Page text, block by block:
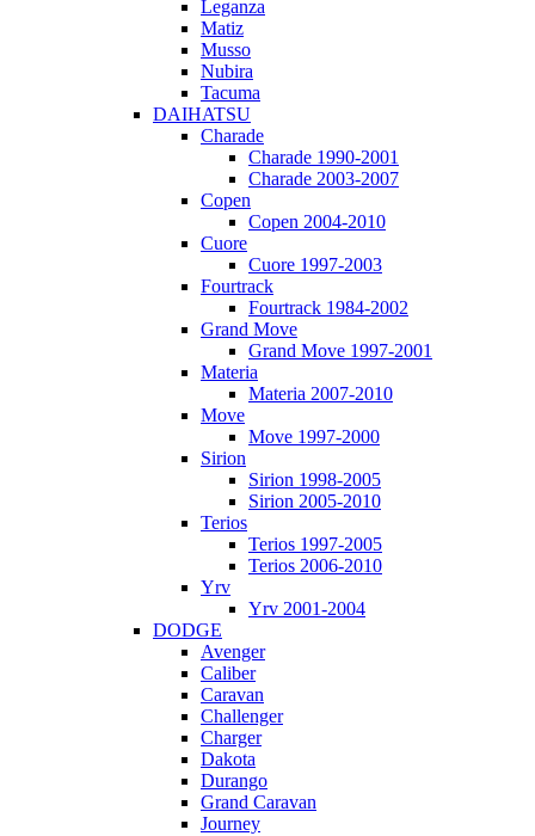
Leganza
Matiz
Musso
Nubira
Tacuma
DAIHATSU
Charade
Charade 1990-2001
Charade 2003-2007
Copen
Copen 2004-2010
Cuore
Cuore 1997-2003
Fourtrack
Fourtrack 1984-2002
Grand Move
Grand Move 1997-2001
Materia
Materia 2007-2010
Move
Move 1997-2000
Sirion
Sirion 1998-2005
Sirion 2005-2010
Terios
Terios 1997-2005
Terios 2006-2010
Yrv
Yrv 2001-2004
DODGE
Avenger
Caliber
Caravan
Challenger
Charger
Dakota
Durango
Grand Caravan
Journey